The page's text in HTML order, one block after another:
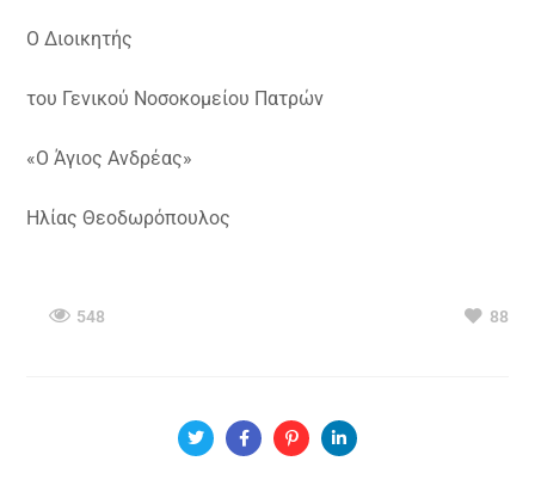
Ο Διοικητής
του Γενικού Νοσοκομείου Πατρών
«Ο Άγιος Ανδρέας»
Ηλίας Θεοδωρόπουλος
548 88